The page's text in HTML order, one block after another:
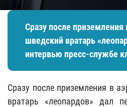
Сразу после приземления
шведский вратарь
интервью пресс-службе
Сразу после приземления в
вратарь «леопардов» дал